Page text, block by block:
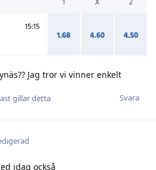
Jag tror vi vinner enkelt
Svara
gillar detta
idag också